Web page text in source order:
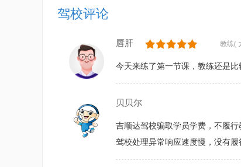
驾校评论
唇肝 教练(
今天来练了第一节课，教练还是
贝贝尔
吉顺达驾校骗取学员学费，不履
驾校处理异常响应速度慢，没有